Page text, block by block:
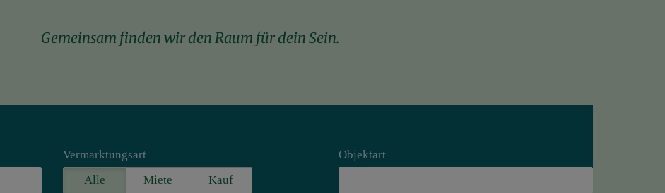
Gemeinsam finden wir den Raum für dein Sein.
Vermarktungsart
Alle
Miete Kauf
Objektart